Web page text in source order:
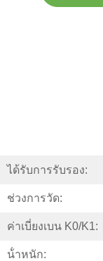
ได้รับการรับรอง:
ช่วงการวัด:
ค่าเบี่ยงเบน K0/k1:
น้ําหนัก: